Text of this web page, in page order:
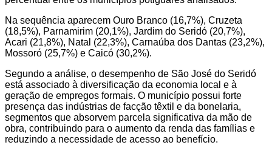
Na sequência aparecem Ouro Branco (16,7%), Cruzeta
(18,5%), Parnamirim (20,1%), Jardim do Seridó (20,7%),
Acari (21,8%), Natal (22,3%), Carnaúba dos Dantas (23,2%),
Mossoró (25,7%) e Caicó (30,2%).
Segundo a análise, o desempenho de São José do Seridó
está associado à diversificação da economia local e à
geração de empregos formais. O município possui forte
presença das indústrias de facção têxtil e da bonelaria,
segmentos que absorvem parcela significativa da mão de
obra, contribuindo para o aumento da renda das famílias e
reduzindo a necessidade de acesso ao benefício.